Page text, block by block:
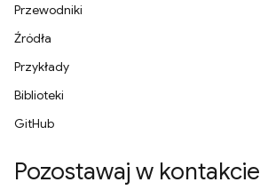
Przewodniki
Źródła
Przykłady
Biblioteki
GitHub
Pozostawaj w kontakcie